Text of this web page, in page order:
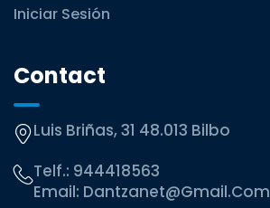
Iniciar Sesión
Contact
Luis Briñas, 31 48.013 Bilbo
Telf.: 944418563
Email: Dantzanet@gmail.com